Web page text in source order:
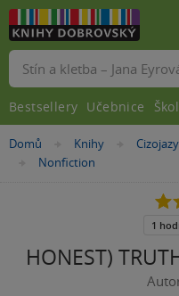
Nacházíte
Domů »Knihy »
»
Nonfiction
HONEST)
5.0
5
1
Vyhledávání
Bestsellery Učebnice